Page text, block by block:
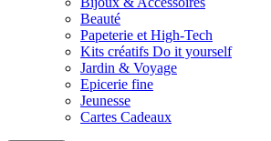
Beauté
Papeterie et High-Tech
Kits créatifs Do it yourself
Jardin & Voyage
Epicerie fine
Jeunesse
Cartes Cadeaux